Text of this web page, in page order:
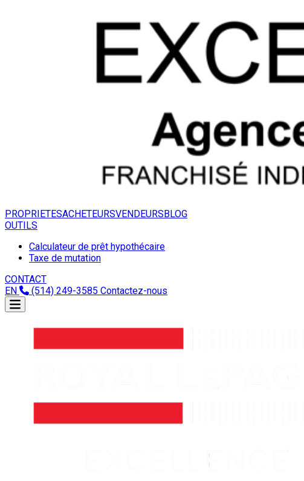
PROPRIETESACHETEURSVENDEURSBLOG
OUTILS
Calculateur de prêt hypothécaire
Taxe de mutation
CONTACT
EN
(514) 249-3585 Contactez-nous